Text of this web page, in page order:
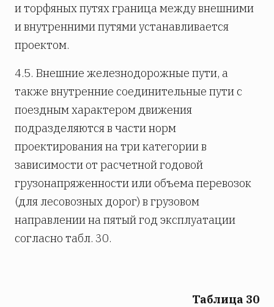
и торфяных путях граница между внешними
и внутренними путями устанавливается
проектом.
4.5. Внешние железнодорожные пути, а
также внутренние соединительные пути с
поездным характером движения
подразделяются в части норм
проектирования на три категории в
зависимости от расчетной годовой
грузонапряженности или объема перевозок
(для лесовозных дорог) в грузовом
направлении на пятый год эксплуатации
согласно табл. 30.
Таблица 30